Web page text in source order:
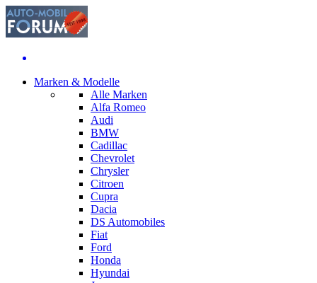
Marken & Modelle
Alle Marken
Alfa Romeo
Audi
BMW
Cadillac
Chevrolet
Chrysler
Citroen
Cupra
Dacia
DS Automobiles
Fiat
Ford
Honda
Hyundai